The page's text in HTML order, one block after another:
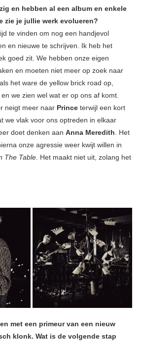
en hebben al een album en enkele
zie je jullie werk evolueren?
te vinden om nog een handjevol
en nieuwe te schrijven. Ik heb het
goed zit. We hebben onze eigen
en moeten niet meer op zoek naar
het ware de yellow brick road op,
we zien wel wat er op ons af komt.
neigt meer naar Prince terwijl een kort
we vlak voor ons optreden in elkaar
doet denken aan Anna Meredith . Het
onze agressie weer kwijt willen in
The Table . Het maakt niet uit, zolang het
met een primeur van een nieuw
klonk. Wat is de volgende stap